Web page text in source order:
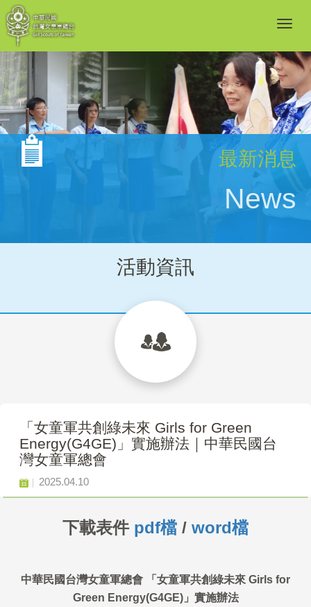
最新消息
News
活動資訊
「女童軍共創綠未來 Girls for Green
Energy(G4GE)」實施辦法｜中華民國台
灣女童軍總會
2025.04.10
下載表件 pdf檔 / word檔
中華民國台灣女童軍總會 「女童軍共創綠未來 Girls for
Green Energy(G4GE)」實施辦法